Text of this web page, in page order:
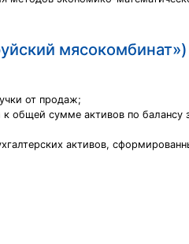
мясокомбинат»)
от продаж;
общей сумме активов по балансу
активов,